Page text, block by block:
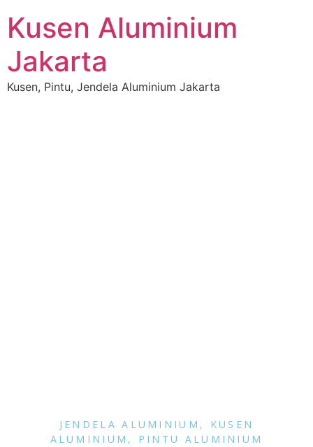
Kusen Aluminium
Jakarta
Kusen, Pintu, Jendela Aluminium Jakarta
JENDELA ALUMINIUM , KUSEN
ALUMINIUM , PINTU ALUMINIUM